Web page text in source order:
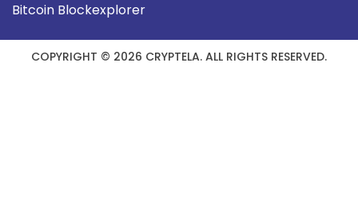
Bitcoin Blockexplorer
COPYRIGHT © 2026 CRYPTELA. ALL RIGHTS RESERVED.